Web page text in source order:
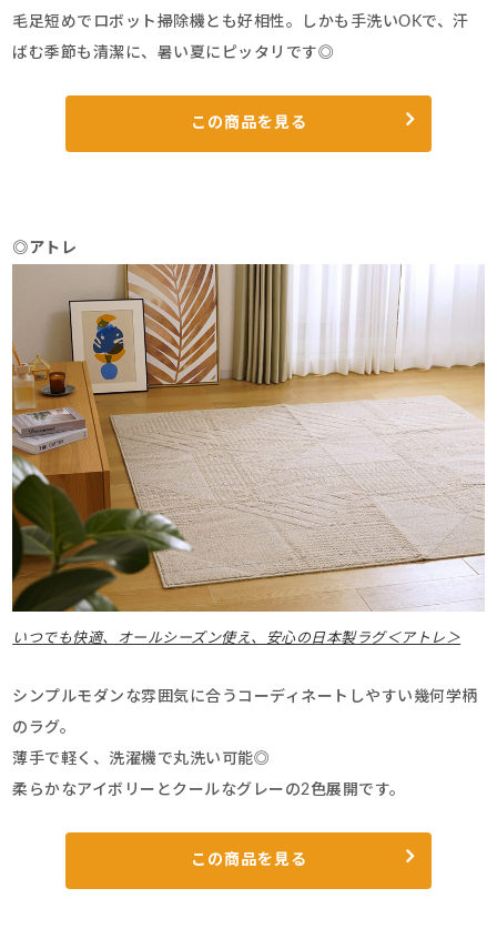
毛足短めでロボット掃除機とも好相性。しかも手洗いOKで、汗
ばむ季節も清潔に、暑い夏にピッタリです◎
この商品を見る
◎アトレ
いつでも快適、オールシーズン使え、安心の日本製ラグ＜アトレ＞
シンプルモダンな雰囲気に合うコーディネートしやすい幾何学柄
のラグ。
薄手で軽く、洗濯機で丸洗い可能◎
柔らかなアイボリーとクールなグレーの2色展開です。
この商品を見る